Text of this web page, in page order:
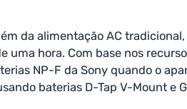
da alimentação AC
uma hora. Com base nos
NP-F da Sony quando o
baterias D-Tap V-Mount e